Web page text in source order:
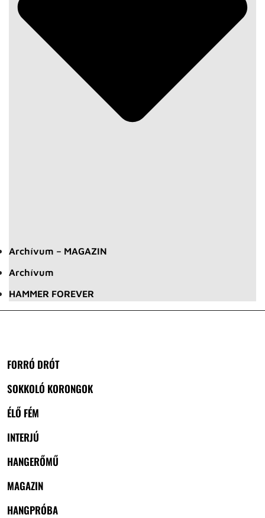
Archívum – MAGAZIN
Archívum
HAMMER FOREVER
FORRÓ DRÓT
SOKKOLÓ KORONGOK
ÉLŐ FÉM
INTERJÚ
HANGERŐMŰ
MAGAZIN
HANGPRÓBA